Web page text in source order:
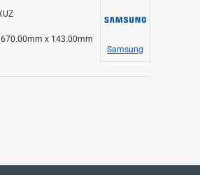
x 143.00mm
Samsung